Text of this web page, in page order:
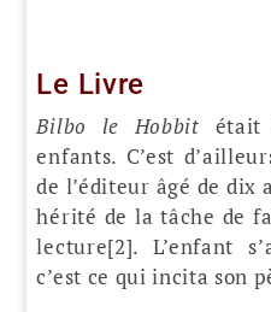
Le Livre
Bilbo le Hobbit était
enfants. C’est
de l’éditeur âgé de dix
hérité de la tâche de
lecture[2]. L’enfant
c’est ce qui incita son